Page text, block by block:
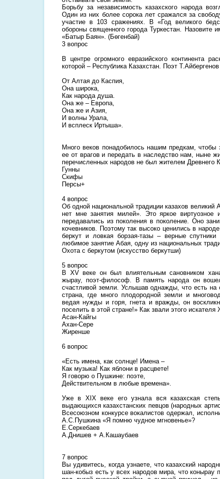
Борьбу за независимость казахского народа
Один из них более сорока лет сражался за
участие в 103 сражениях. В «Год великого
обороны священного города Туркестан. Назовите
«Батыр Баян». (Бөгенбай)
3 вопрос
В центре огромного евразийского континента
которой – Республика Казахстан. Поэт
От Алтая до Каспия,
Она широка,
Как народа душа.
Она же – Европа,
Она же и Азия,
И волны Урала,
И всплеск Иртыша».
Много веков понадобилось нашим предкам, чтобы
ее от врагов и передать в наследство нам, ныне
перечисленных народов не был жителем Древнего
Гунны
Скифы
Персы+
4 вопрос
Об одной национальной традиции казахов
нет мне занятия милей». Это яркое виртуозное
передавались из поколения в поколение. Оно
кочевников. Поэтому так высоко ценились в
беркут и ловкая борзая-тазы – верные
любимое занятие Абая, одну из национальных
Охота с беркутом (искусство беркутши)
5 вопрос
В XV веке он был влиятельным сановником
жырау, поэт-философ. В память народа он
счастливой земли. Услышав однажды, что есть на
страна, где много плодородной земли и
ведая нужды и горя, гнета и вражды, он
поселить в этой стране!» Как звали этого
Асан-Кайгы
Ахан-Сере
Жиренше
6 вопрос
«Есть имена, как солнце! Имена –
Как музыка! Как яблони в расцвете!
Я говорю о Пушкине: поэте,
Действительном в любые времена».
Уже в XIX веке его узнала вся казахская
выдающихся казахстанских певцов (народных
Всесоюзном конкурсе вокалистов одержал,
А.С.Пушкина «Я помню чудное мгновенье»?
Е.Серкебаев
А.Днишев + А.Кашаубаев
7 вопрос
Вы удивитесь, когда узнаете, что казахский
шан-кобыз есть у всех народов мира, что конырау